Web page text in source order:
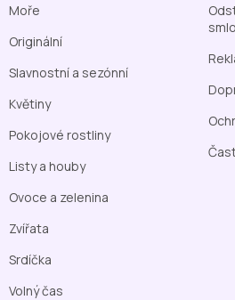
Moře
Originální
Slavnostní a sezónní
Květiny
Pokojové rostliny
Listy a houby
Ovoce a zelenina
Zvířata
Srdíčka
Volný čas